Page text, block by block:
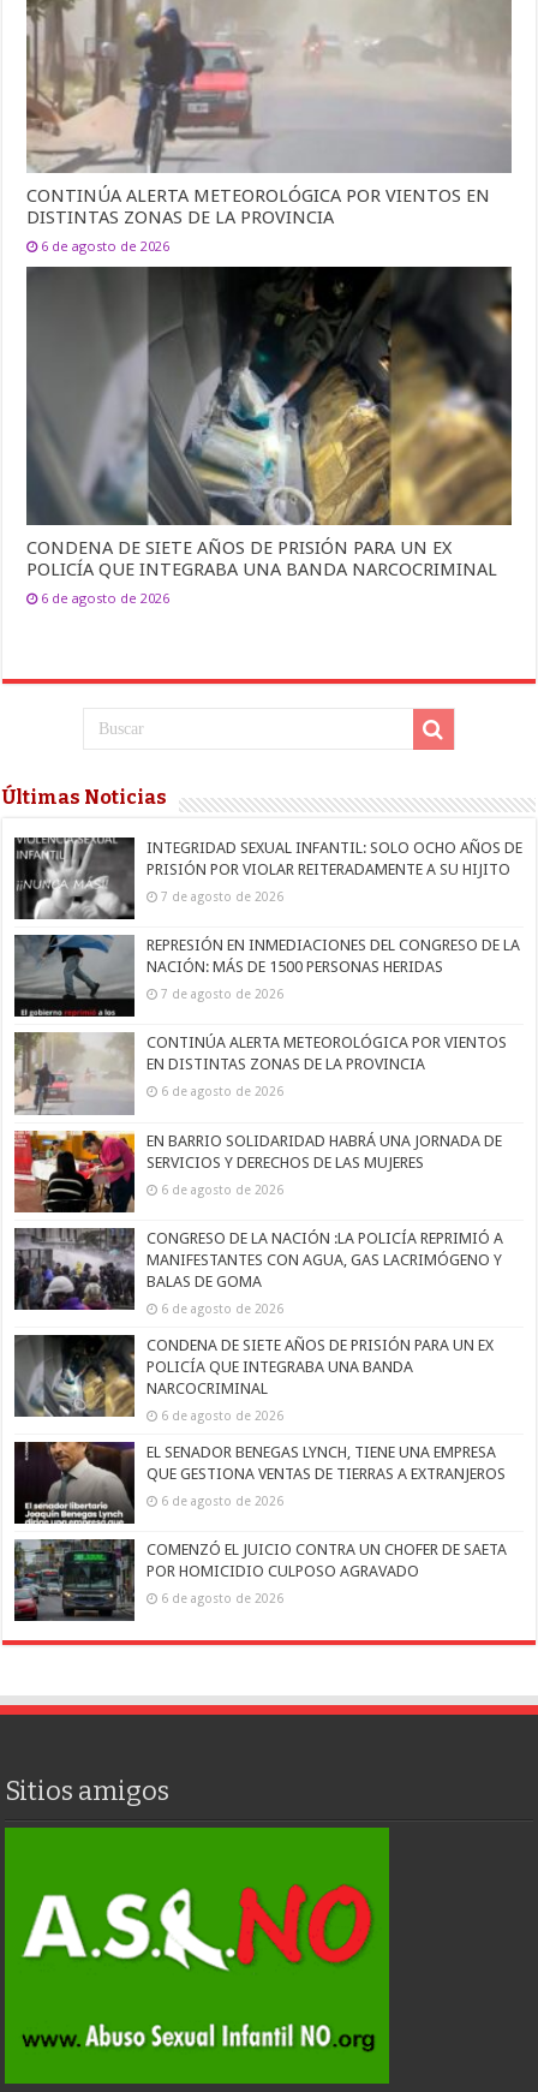
CONTINÚA ALERTA METEOROLÓGICA POR VIENTOS EN
DISTINTAS ZONAS DE LA PROVINCIA
6 de agosto de 2026
CONDENA DE SIETE AÑOS DE PRISIÓN PARA UN EX
POLICÍA QUE INTEGRABA UNA BANDA NARCOCRIMINAL
6 de agosto de 2026
Últimas Noticias
INTEGRIDAD SEXUAL INFANTIL: SOLO OCHO AÑOS DE
PRISIÓN POR VIOLAR REITERADAMENTE A SU HIJITO
7 de agosto de 2026
REPRESIÓN EN INMEDIACIONES DEL CONGRESO DE LA
NACIÓN: MÁS DE 1500 PERSONAS HERIDAS
7 de agosto de 2026
CONTINÚA ALERTA METEOROLÓGICA POR VIENTOS
EN DISTINTAS ZONAS DE LA PROVINCIA
6 de agosto de 2026
EN BARRIO SOLIDARIDAD HABRÁ UNA JORNADA DE
SERVICIOS Y DERECHOS DE LAS MUJERES
6 de agosto de 2026
CONGRESO DE LA NACIÓN :LA POLICÍA REPRIMIÓ A
MANIFESTANTES CON AGUA, GAS LACRIMÓGENO Y
BALAS DE GOMA
6 de agosto de 2026
CONDENA DE SIETE AÑOS DE PRISIÓN PARA UN EX
POLICÍA QUE INTEGRABA UNA BANDA
NARCOCRIMINAL
6 de agosto de 2026
EL SENADOR BENEGAS LYNCH, TIENE UNA EMPRESA
QUE GESTIONA VENTAS DE TIERRAS A EXTRANJEROS
6 de agosto de 2026
COMENZÓ EL JUICIO CONTRA UN CHOFER DE SAETA
POR HOMICIDIO CULPOSO AGRAVADO
6 de agosto de 2026
Sitios amigos